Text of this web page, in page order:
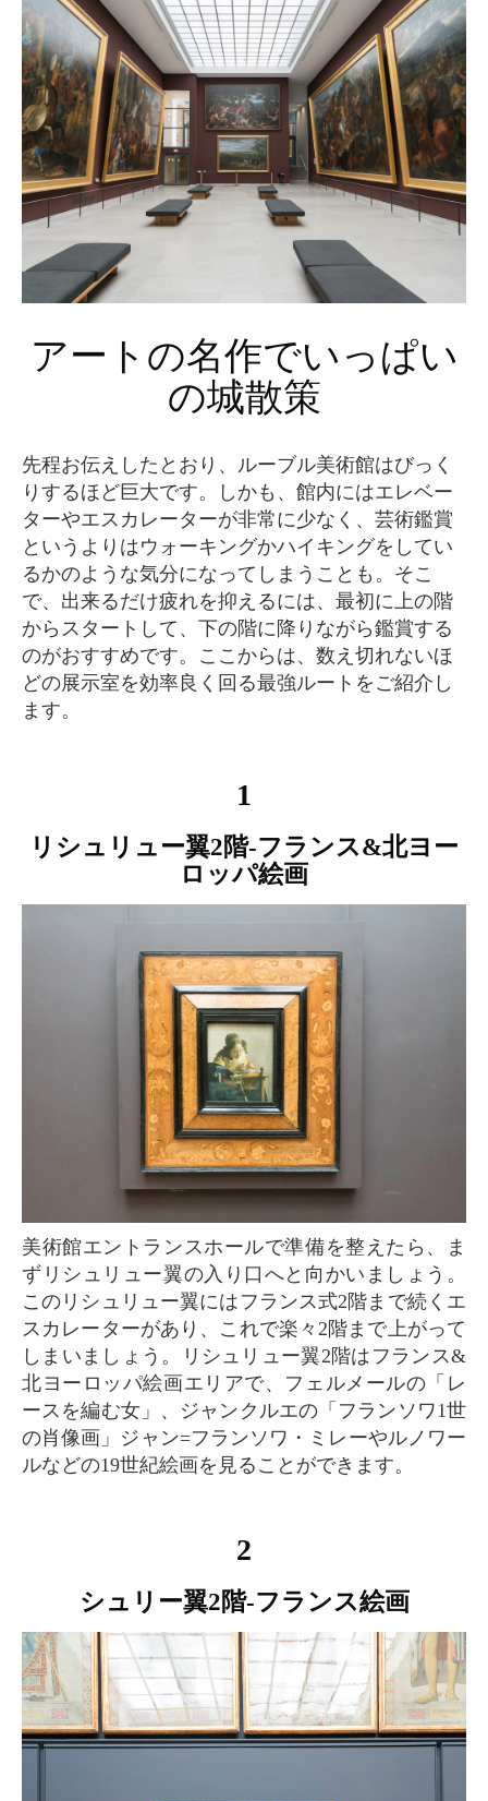
アートの名作でいっぱい
の城散策
先程お伝えしたとおり、ルーブル美術館はびっく
りするほど巨大です。しかも、館内にはエレベー
ターやエスカレーターが非常に少なく、芸術鑑賞
というよりはウォーキングかハイキングをしてい
るかのような気分になってしまうことも。そこ
で、出来るだけ疲れを抑えるには、最初に上の階
からスタートして、下の階に降りながら鑑賞する
のがおすすめです。ここからは、数え切れないほ
どの展示室を効率良く回る最強ルートをご紹介し
ます。
1
リシュリュー翼2階-フランス&北ヨー
ロッパ絵画
美術館エントランスホールで準備を整えたら、ま
ずリシュリュー翼の入り口へと向かいましょう。
このリシュリュー翼にはフランス式2階まで続くエ
スカレーターがあり、これで楽々2階まで上がって
しまいましょう。リシュリュー翼2階はフランス&
北ヨーロッパ絵画エリアで、フェルメールの「レ
ースを編む女」、ジャンクルエの「フランソワ1世
の肖像画」ジャン=フランソワ・ミレーやルノワー
ルなどの19世紀絵画を見ることができます。
2
シュリー翼2階-フランス絵画